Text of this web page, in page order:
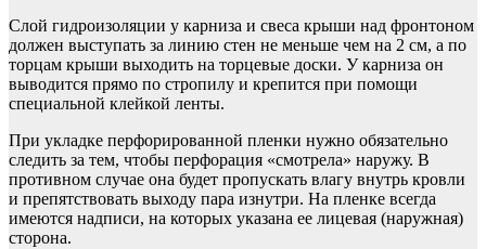
Слой гидроизоляции у карниза и свеса крыши над фронтоном
должен выступать за линию стен не меньше чем на 2 см, а по
торцам крыши выходить на торцевые доски. У карниза он
выводится прямо по стропилу и крепится при помощи
специальной клейкой ленты.
При укладке перфорированной пленки нужно обязательно
следить за тем, чтобы перфорация «смотрела» наружу. В
противном случае она будет пропускать влагу внутрь кровли
и препятствовать выходу пара изнутри. На пленке всегда
имеются надписи, на которых указана ее лицевая (наружная)
сторона.